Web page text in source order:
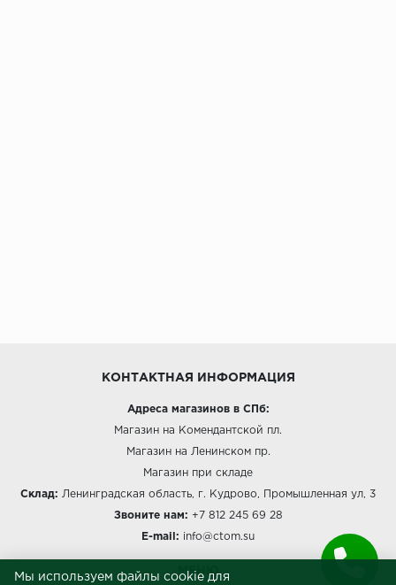
КОНТАКТНАЯ ИНФОРМАЦИЯ
Адреса магазинов в СПб:
Магазин на Комендантской пл.
Магазин на Ленинском пр.
Магазин при складе
Склад: Ленинградская область, г. Кудрово, Промышленная ул, 3
Звоните нам: +7 812 245 69 28
E-mail: info@ctom.su
МЕНЮ
Мы используем файлы cookie для